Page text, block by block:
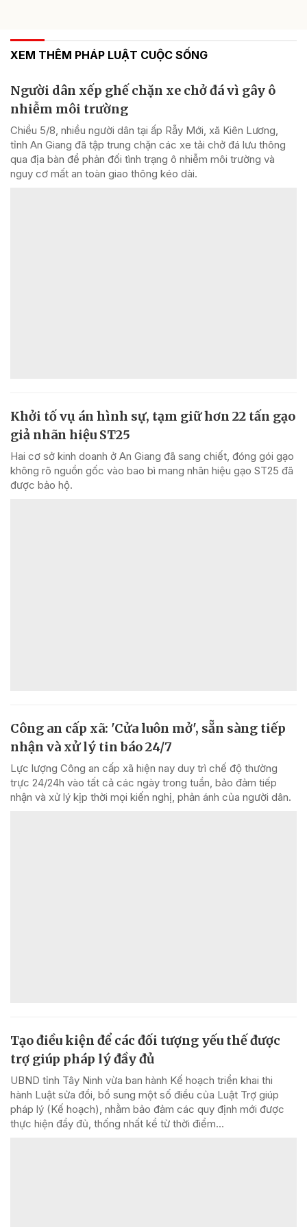
XEM THÊM PHÁP LUẬT CUỘC SỐNG
Người dân xếp ghế chặn xe chở đá vì gây ô
nhiễm môi trường
Chiều 5/8, nhiều người dân tại ấp Rẫy Mới, xã Kiên Lương,
tỉnh An Giang đã tập trung chặn các xe tải chở đá lưu thông
qua địa bàn để phản đối tình trạng ô nhiễm môi trường và
nguy cơ mất an toàn giao thông kéo dài.
Khởi tố vụ án hình sự, tạm giữ hơn 22 tấn gạo
giả nhãn hiệu ST25
Hai cơ sở kinh doanh ở An Giang đã sang chiết, đóng gói gạo
không rõ nguồn gốc vào bao bì mang nhãn hiệu gạo ST25 đã
được bảo hộ.
Công an cấp xã: 'Cửa luôn mở', sẵn sàng tiếp
nhận và xử lý tin báo 24/7
Lực lượng Công an cấp xã hiện nay duy trì chế độ thường
trực 24/24h vào tất cả các ngày trong tuần, bảo đảm tiếp
nhận và xử lý kịp thời mọi kiến nghị, phản ánh của người dân.
Tạo điều kiện để các đối tượng yếu thế được
trợ giúp pháp lý đầy đủ
UBND tỉnh Tây Ninh vừa ban hành Kế hoạch triển khai thi
hành Luật sửa đổi, bổ sung một số điều của Luật Trợ giúp
pháp lý (Kế hoạch), nhằm bảo đảm các quy định mới được
thực hiện đầy đủ, thống nhất kể từ thời điểm...